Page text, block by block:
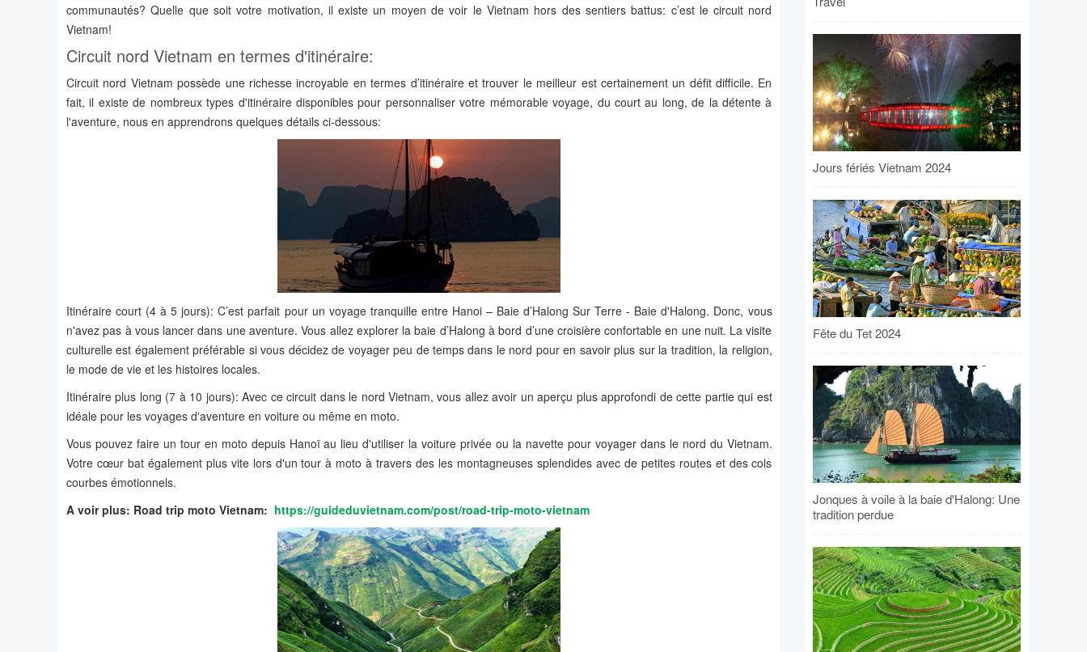
communautés? Quelle que soit votre motivation, il existe un moyen de voir le Vietnam hors des sentiers battus: c’est le circuit nord
Vietnam!
Circuit nord Vietnam en termes d'itinéraire:
Circuit nord Vietnam possède une richesse incroyable en termes d’itinéraire et trouver le meilleur est certainement un défit difficile. En
fait, il existe de nombreux types d'itinéraire disponibles pour personnaliser votre mémorable voyage, du court au long, de la détente à
l'aventure, nous en apprendrons quelques détails ci-dessous:
Itinéraire court (4 à 5 jours): C’est parfait pour un voyage tranquille entre Hanoi – Baie d’Halong Sur Terre - Baie d'Halong. Donc, vous
n'avez pas à vous lancer dans une aventure. Vous allez explorer la baie d’Halong à bord d’une croisière confortable en une nuit. La visite
culturelle est également préférable si vous décidez de voyager peu de temps dans le nord pour en savoir plus sur la tradition, la religion,
le mode de vie et les histoires locales.
Itinéraire plus long (7 à 10 jours): Avec ce circuit dans le nord Vietnam, vous allez avoir un aperçu plus approfondi de cette partie qui est
idéale pour les voyages d'aventure en voiture ou même en moto.
Vous pouvez faire un tour en moto depuis Hanoï au lieu d'utiliser la voiture privée ou la navette pour voyager dans le nord du Vietnam.
Votre cœur bat également plus vite lors d'un tour à moto à travers des les montagneuses splendides avec de petites routes et des cols
courbes émotionnels.
A voir plus: Road trip moto Vietnam: https://guideduvietnam.com/post/road-trip-moto-vietnam
Jours fériés Vietnam 2024
Fête du Tet 2024
Jonques à voile à la baie d'Halong: Une
tradition perdue